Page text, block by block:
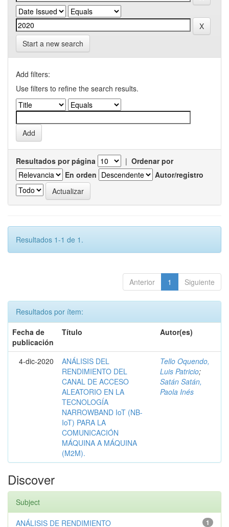
Start a new search
Add filters:
Use filters to refine the search results.
Resultados por página | Ordenar por
En orden
Autor/registro
Resultados 1-1 de 1.
Anterior 1 Siguiente
Resultados por ítem:
Fecha de
publicación
Título Autor(es)
4-dic-2020
ANÁLISIS DEL
RENDIMIENTO DEL
CANAL DE ACCESO
ALEATORIO EN LA
TECNOLOGÍA
NARROWBAND IoT (NB-
IoT) PARA LA
COMUNICACIÓN
MÁQUINA A MÁQUINA
(M2M).
Tello Oquendo,
Luis Patricio;
Satán Satán,
Paola Inés
Discover
Subject
1
ANÁLISIS DE RENDIMIENTO